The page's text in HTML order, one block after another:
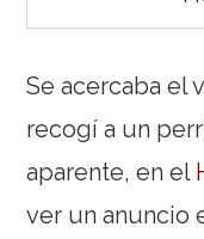
Se acercaba el
recogí a un
aparente, en el
ver un anuncio